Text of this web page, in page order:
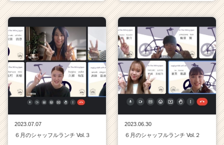
2023.07.07
６月のシャッフルランチ Vol.３
2023.06.30
６月のシャッフルランチ Vol.２